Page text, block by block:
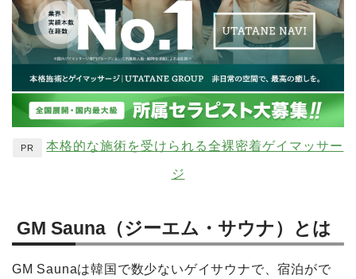
PR 本格的な施術を受けられる全裸密着ゲイマッサー
ジ
GM Sauna（ジーエム・サウナ）とは
GM Saunaは韓国で数少ないゲイサウナで、宿泊がで